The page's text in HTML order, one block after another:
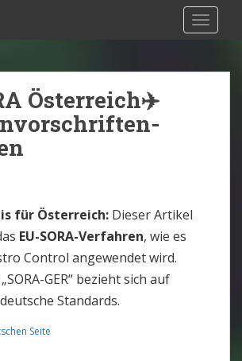
Österreich✈️
für Österreich: Dieser Artikel
EU-SORA-Verfahren, wie es
Control angewendet wird.
GER“ bezieht sich auf
Standards.
Seite